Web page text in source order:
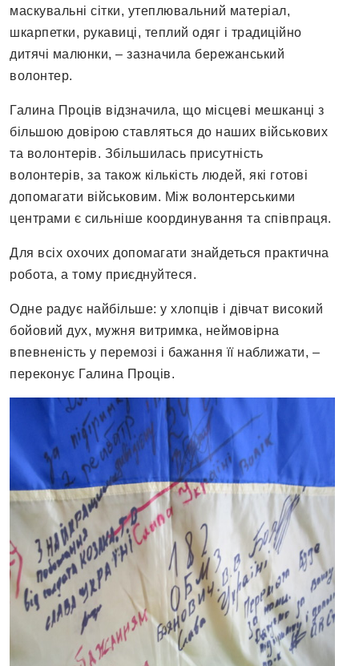
маскувальні сітки, утеплювальний матеріал,
шкарпетки, рукавиці, теплий одяг і традиційно
дитячі малюнки, – зазначила бережанський
волонтер.
Галина Проців відзначила, що місцеві мешканці з
більшою довірою ставляться до наших військових
та волонтерів. Збільшилась присутність
волонтерів, за також кількість людей, які готові
допомагати військовим. Між волонтерськими
центрами є сильніше координування та співпраця.
Для всіх охочих допомагати знайдеться практична
робота, а тому приєднуйтеся.
Одне радує найбільше: у хлопців і дівчат високий
бойовий дух, мужня витримка, неймовірна
впевненість у перемозі і бажання її наближати, –
переконує Галина Проців.